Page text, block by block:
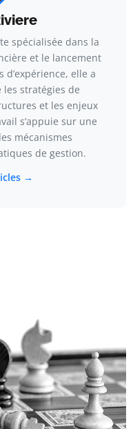
spécialisée dans la
et le lancement
d’expérience, elle a
stratégies de
et les enjeux
s’appuie sur une
mécanismes
de gestion.
→